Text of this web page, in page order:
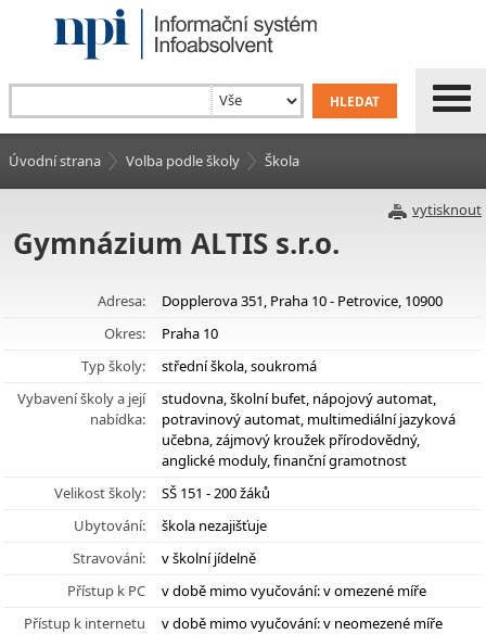
Úvodní strana Volba podle školy Škola
vytisknout
Gymnázium ALTIS s.r.o.
Adresa:
Dopplerova 351, Praha 10 - Petrovice, 10900
Okres:
Praha 10
Typ školy:
střední škola, soukromá
Vybavení školy a její
nabídka:
studovna, školní bufet, nápojový automat,
potravinový automat, multimediální jazyková
učebna, zájmový kroužek přírodovědný,
anglické moduly, finanční gramotnost
Velikost školy:
SŠ 151 - 200 žáků
Ubytování:
škola nezajišťuje
Stravování:
v školní jídelně
Přístup k PC
v době mimo vyučování: v omezené míře
Přístup k internetu
v době mimo vyučování: v neomezené míře